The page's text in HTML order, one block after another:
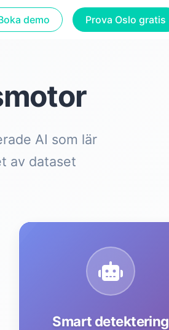
demo Prova Oslo gratis
AI som lär
av dataset
Smart detektering